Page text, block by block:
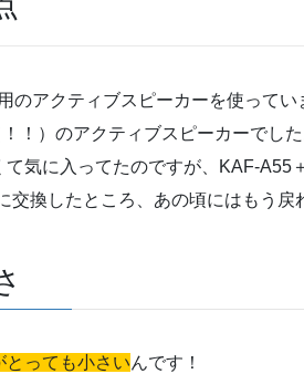
のアクティブスピーカーを使って
！）のアクティブスピーカーでした
て気に入ってたのですが、KAF-A55
交換したところ、あの頃にはもう戻
とっても小さいんです！